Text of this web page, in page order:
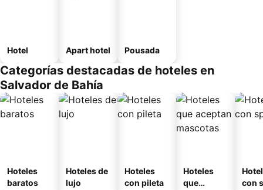
Hotel Apart hotel Pousada
Categorías destacadas de hoteles en
Salvador de Bahía
Hoteles
baratos
Hoteles de
lujo
Hoteles
con pileta
Hoteles
que
con